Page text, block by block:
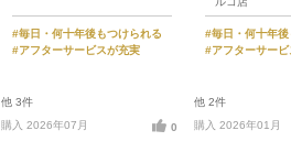
#毎日・何十年後もつけられる
#アフターサービスが充実
他 3件
購入 2026年07月
0
#毎日・何十年
#アフターサー
他 2件
購入 2026年01月